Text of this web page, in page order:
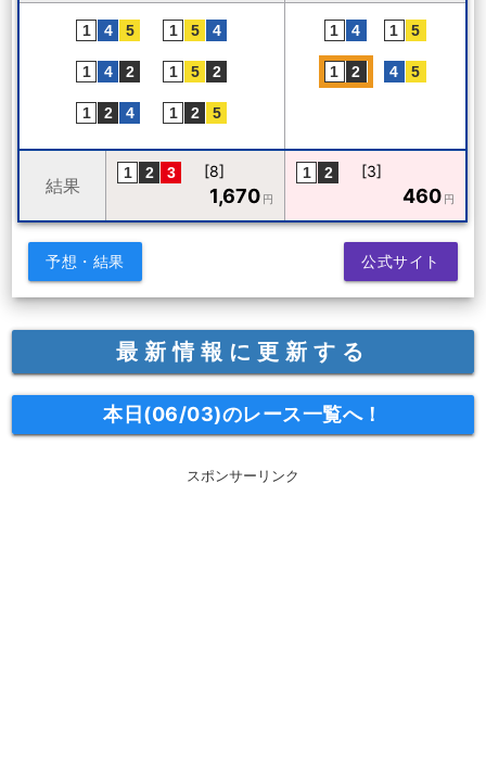
結果
[8]
1,670 円
[3]
460 円
予想・結果 公式サイト
最新情報に更新する
本日(06/03)のレース一覧へ！
スポンサーリンク